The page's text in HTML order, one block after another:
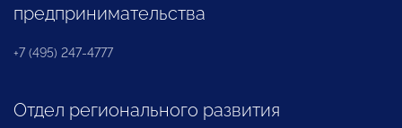
предпринимательства
+7 (495) 247-4777
Отдел регионального развития